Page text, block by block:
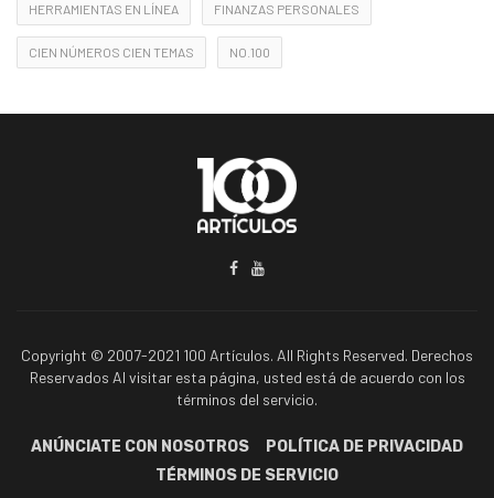
HERRAMIENTAS EN LÍNEA FINANZAS PERSONALES
CIEN NÚMEROS CIEN TEMAS NO.100
Copyright © 2007-2021 100 Artículos. All Rights Reserved. Derechos
Reservados Al visitar esta página, usted está de acuerdo con los
términos del servicio.
ANÚNCIATE CON NOSOTROS
POLÍTICA DE PRIVACIDAD
TÉRMINOS DE SERVICIO